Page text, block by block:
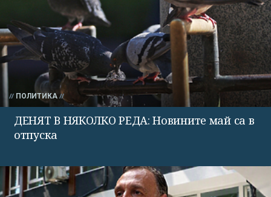
ПОЛИТИКА
ДЕНЯТ В НЯКОЛКО РЕДА: Новините май са в
отпуска